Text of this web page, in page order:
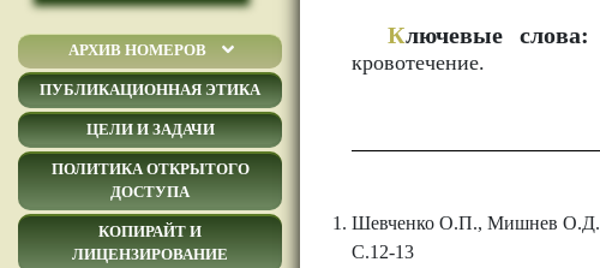
АРХИВ НОМЕРОВ
ПУБЛИКАЦИОННАЯ ЭТИКА
ЦЕЛИ И ЗАДАЧИ
ПОЛИТИКА ОТКРЫТОГО
ДОСТУПА
КОПИРАЙТ И
ЛИЦЕНЗИРОВАНИЕ
Ключевые слова:
кровотечение.
Шевченко О.П., Мишнев О.Д.,
С.12-13